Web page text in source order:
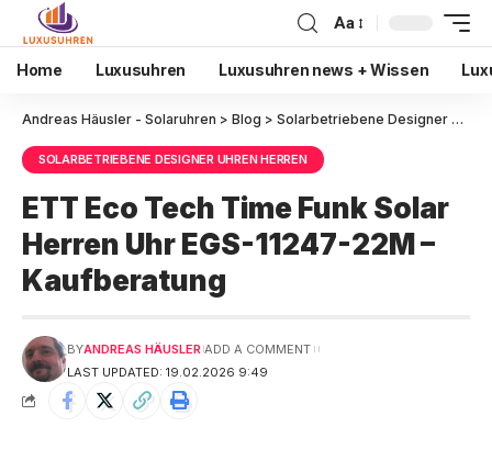
Aa
Home Luxusuhren Luxusuhren news + Wissen
Andreas Häusler - Solaruhren > Blog > Solarbetriebene Designer Uhren Herren
SOLARBETRIEBENE DESIGNER UHREN HERREN
ETT Eco Tech Time Funk Solar
Herren Uhr EGS-11247-22M –
Kaufberatung
LAST UPDATED: 19.02.2026 9:49
BYANDREAS HÄUSLER ADD A COMMENT